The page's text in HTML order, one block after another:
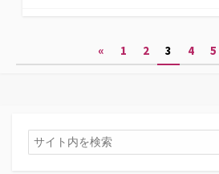
ペ
ー
« 1 2 3 4 5
検
索